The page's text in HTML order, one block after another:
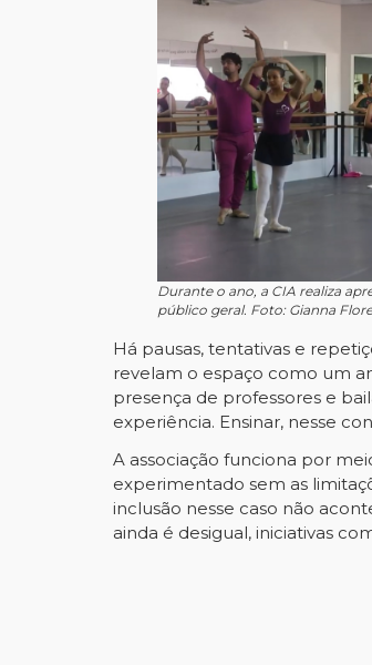
Durante o ano, a CIA realiza
público geral. Foto: Gianna
Há pausas, tentativas e
revelam o espaço como um
presença de professores e
experiência. Ensinar, nesse
A associação funciona por
experimentado sem as
inclusão nesse caso não
ainda é desigual, iniciativas